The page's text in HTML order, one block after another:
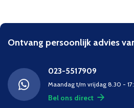
Ontvang persoonlijk advies
023-5517909
Maandag t/m vrijdag 8.30 -
Bel ons direct